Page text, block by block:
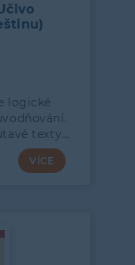
logické
texty…
VÍCE